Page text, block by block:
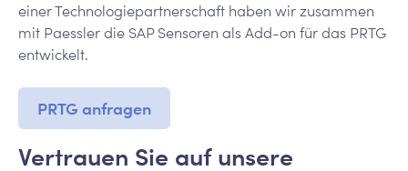
einer Technologiepartnerschaft haben wir zusammen
mit Paessler die SAP Sensoren als Add-on für das PRTG
entwickelt.
PRTG anfragen
Vertrauen Sie auf unsere